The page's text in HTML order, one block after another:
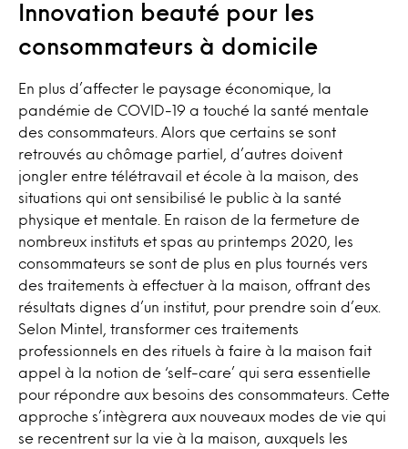
Innovation beauté pour les
consommateurs à domicile
En plus d’affecter le paysage économique, la
pandémie de COVID-19 a touché la santé mentale
des consommateurs. Alors que certains se sont
retrouvés au chômage partiel, d’autres doivent
jongler entre télétravail et école à la maison, des
situations qui ont sensibilisé le public à la santé
physique et mentale. En raison de la fermeture de
nombreux instituts et spas au printemps 2020, les
consommateurs se sont de plus en plus tournés vers
des traitements à effectuer à la maison, offrant des
résultats dignes d’un institut, pour prendre soin d’eux.
Selon Mintel, transformer ces traitements
professionnels en des rituels à faire à la maison fait
appel à la notion de ‘self-care’ qui sera essentielle
pour répondre aux besoins des consommateurs. Cette
approche s’intègrera aux nouveaux modes de vie qui
se recentrent sur la vie à la maison, auxquels les